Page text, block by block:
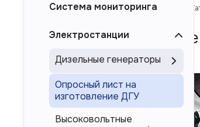
ТД Электроагрегат Каталог изделий
Каталог.
Кемерове
Система мониторинга
Электростанции
Дизельные генераторы
Опросный лист на
изготовление ДГУ
Высоковольтные